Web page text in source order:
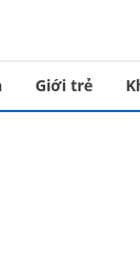
Giới trẻ